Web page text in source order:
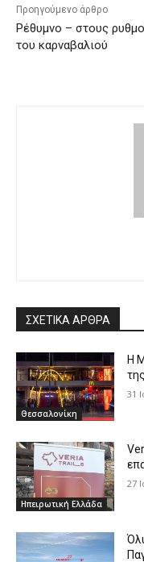
Προηγούμενο άρθρο
Ρέθυμνο – στους
του καρναβαλιού
ΣΧΕΤΙΚΑ ΑΡΘΡΑ
Θεσσαλονίκη
Η
31
Ηπειρωτική Ελλάδα
27